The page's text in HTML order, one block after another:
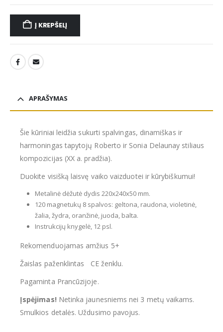
Į KREPŠELĮ
APRAŠYMAS
Šie kūriniai leidžia sukurti spalvingas, dinamiškas ir
harmoningas tapytojų Roberto ir Sonia Delaunay stiliaus
kompozicijas (XX a. pradžia).
Duokite visišką laisvę vaiko vaizduotei ir kūrybiškumui!
Metalinė dėžutė dydis 220x240x50 mm.
120 magnetukų 8 spalvos: geltona, raudona, violetinė,
žalia, žydra, oranžinė, juoda, balta.
Instrukcijų knygelė, 12 psl.
Rekomenduojamas amžius 5+
Žaislas paženklintas CE ženklu.
Pagaminta Prancūzijoje.
Įspėjimas! Netinka jaunesniems nei 3 metų vaikams.
Smulkios detalės. Uždusimo pavojus.